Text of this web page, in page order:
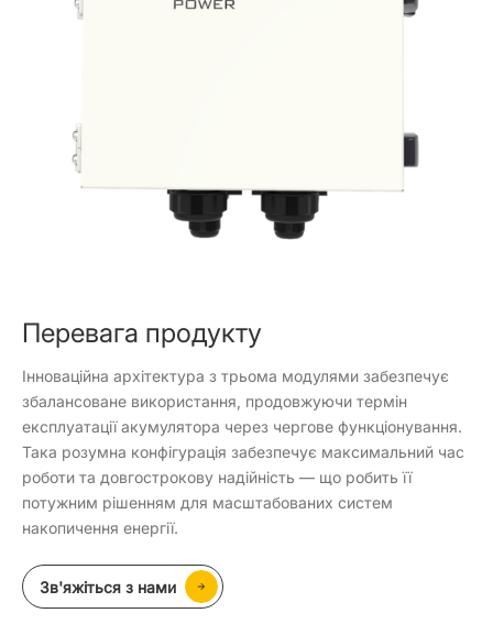
Перевага продукту
Інноваційна архітектура з трьома модулями забезпечує
збалансоване використання, продовжуючи термін
експлуатації акумулятора через чергове функціонування.
Така розумна конфігурація забезпечує максимальний час
роботи та довгострокову надійність — що робить її
потужним рішенням для масштабованих систем
накопичення енергії.
Зв'яжіться з нами